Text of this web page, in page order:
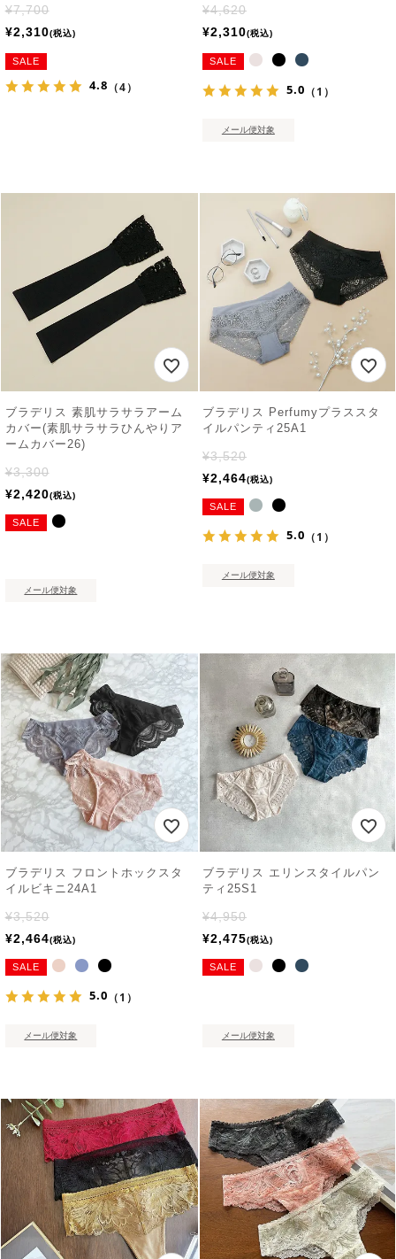
¥7,700
¥2,310 税込
SALE
4.8 （4）
¥4,620
¥2,310 税込
SALE
5.0 （1）
メール便対象
ブラデリス 素肌サラサラアーム
カバー(素肌サラサラひんやりア
ームカバー26)
¥3,300
¥2,420 税込
SALE
メール便対象
ブラデリス Perfumyプラススタ
イルパンティ25A1
¥3,520
¥2,464 税込
SALE
5.0 （1）
メール便対象
ブラデリス フロントホックスタ
イルビキニ24A1
¥3,520
¥2,464 税込
SALE
5.0 （1）
メール便対象
ブラデリス エリンスタイルパン
ティ25S1
¥4,950
¥2,475 税込
SALE
メール便対象